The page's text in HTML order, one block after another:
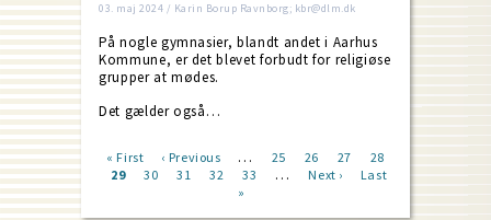
03. maj 2024 / Karin Borup Ravnborg; kbr@dlm.dk
På nogle gymnasier, blandt andet i Aarhus
Kommune, er det blevet forbudt for religiøse
grupper at mødes.
Det gælder også…
Pagination
First
page
« First
Previous
page
‹ Previous … Page
25 Page
26 Page
27 Page
28
Current
29 Page
30 Page
31 Page
32 Page
33 …
Next
Next ›
Last
Last
»